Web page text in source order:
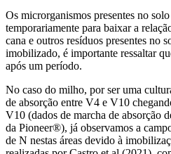
Os microrganismos presentes no
temporariamente para baixar a
cana e outros resíduos presentes no
imobilizado, é importante ressaltar
após um período.
No caso do milho, por ser uma
de absorção entre V4 e V10
V10 (dados de marcha de absorção
da Pioneer®), já observamos a
de N nestas áreas devido à